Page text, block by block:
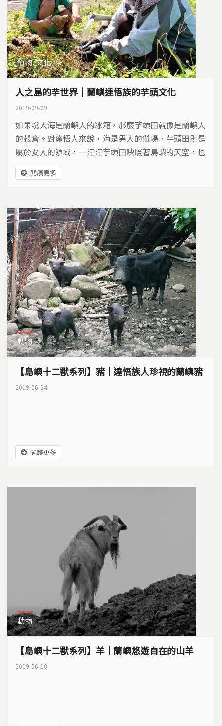
植物 文化
人之島的芋世界｜蘭嶼達悟族的芋頭文化
2019-09-09
如果說大海是蘭嶼人的冰箱，那麼芋頭田就像是蘭嶼人
的穀倉。對達悟人來說，海是男人的獵場，芋頭田則是
屬於女人的領域，一汪汪芋頭田映照著島嶼的天空，也
映照著婦女們忙碌的身影。
閱讀更多
動物
【島嶼十二獸系列】豬｜達悟族人珍視的蘭嶼豬
2019-06-24
閱讀更多
動物
【島嶼十二獸系列】羊｜蘭嶼悠遊自在的山羊
2019-06-10